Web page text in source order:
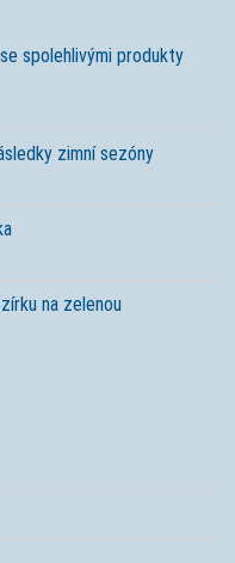
spolehlivými produkty
zimní sezóny
na zelenou